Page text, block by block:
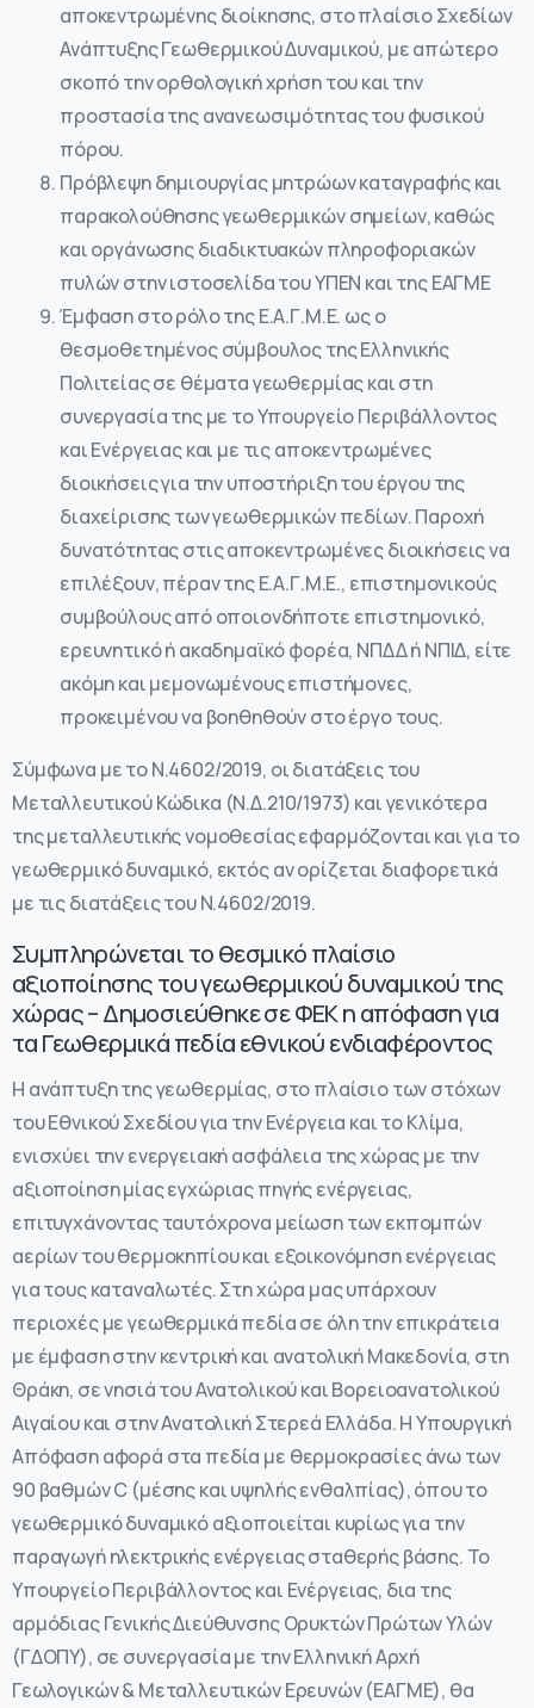
αποκεντρωμένης διοίκησης, στο πλαίσιο Σχεδίων
Ανάπτυξης Γεωθερμικού Δυναμικού, με απώτερο
σκοπό την ορθολογική χρήση του και την
προστασία της ανανεωσιμότητας του φυσικού
πόρου.
Πρόβλεψη δημιουργίας μητρώων καταγραφής και
παρακολούθησης γεωθερμικών σημείων, καθώς
και οργάνωσης διαδικτυακών πληροφοριακών
πυλών στην ιστοσελίδα του ΥΠΕΝ και της ΕΑΓΜΕ
Έμφαση στο ρόλο της Ε.Α.Γ.Μ.Ε. ως ο
θεσμοθετημένος σύμβουλος της Ελληνικής
Πολιτείας σε θέματα γεωθερμίας και στη
συνεργασία της με το Υπουργείο Περιβάλλοντος
και Ενέργειας και με τις αποκεντρωμένες
διοικήσεις για την υποστήριξη του έργου της
διαχείρισης των γεωθερμικών πεδίων. Παροχή
δυνατότητας στις αποκεντρωμένες διοικήσεις να
επιλέξουν, πέραν της Ε.Α.Γ.Μ.Ε., επιστημονικούς
συμβούλους από οποιονδήποτε επιστημονικό,
ερευνητικό ή ακαδημαϊκό φορέα, ΝΠΔΔ ή ΝΠΙΔ, είτε
ακόμη και μεμονωμένους επιστήμονες,
προκειμένου να βοηθηθούν στο έργο τους.
Σύμφωνα με το Ν.4602/2019, οι διατάξεις του
Μεταλλευτικού Κώδικα (Ν.Δ.210/1973) και γενικότερα
της μεταλλευτικής νομοθεσίας εφαρμόζονται και για το
γεωθερμικό δυναμικό, εκτός αν ορίζεται διαφορετικά
με τις διατάξεις του Ν.4602/2019.
Συμπληρώνεται το θεσμικό πλαίσιο
αξιοποίησης του γεωθερμικού δυναμικού της
χώρας – Δημοσιεύθηκε σε ΦΕΚ η απόφαση για
τα Γεωθερμικά πεδία εθνικού ενδιαφέροντος
Η ανάπτυξη της γεωθερμίας, στο πλαίσιο των στόχων
του Εθνικού Σχεδίου για την Ενέργεια και το Κλίμα,
ενισχύει την ενεργειακή ασφάλεια της χώρας με την
αξιοποίηση μίας εγχώριας πηγής ενέργειας,
επιτυγχάνοντας ταυτόχρονα μείωση των εκπομπών
αερίων του θερμοκηπίου και εξοικονόμηση ενέργειας
για τους καταναλωτές. Στη χώρα μας υπάρχουν
περιοχές με γεωθερμικά πεδία σε όλη την επικράτεια
με έμφαση στην κεντρική και ανατολική Μακεδονία, στη
Θράκη, σε νησιά του Ανατολικού και Βορειοανατολικού
Αιγαίου και στην Ανατολική Στερεά Ελλάδα. Η Υπουργική
Απόφαση αφορά στα πεδία με θερμοκρασίες άνω των
90 βαθμών C (μέσης και υψηλής ενθαλπίας), όπου το
γεωθερμικό δυναμικό αξιοποιείται κυρίως για την
παραγωγή ηλεκτρικής ενέργειας σταθερής βάσης. Το
Υπουργείο Περιβάλλοντος και Ενέργειας, δια της
αρμόδιας Γενικής Διεύθυνσης Ορυκτών Πρώτων Υλών
(ΓΔΟΠΥ), σε συνεργασία με την Ελληνική Αρχή
Γεωλογικών & Μεταλλευτικών Ερευνών (ΕΑΓΜΕ), θα